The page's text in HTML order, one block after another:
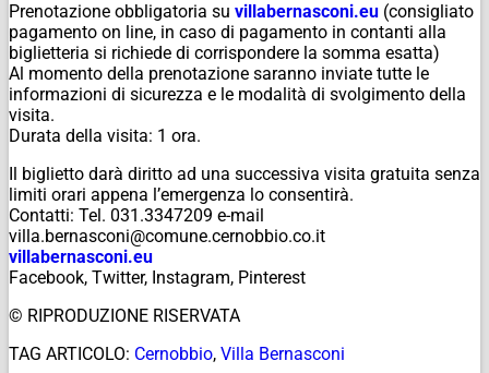
Prenotazione obbligatoria su villabernasconi.eu (consigliato
pagamento on line, in caso di pagamento in contanti alla
biglietteria si richiede di corrispondere la somma esatta)
Al momento della prenotazione saranno inviate tutte le
informazioni di sicurezza e le modalità di svolgimento della
visita.
Durata della visita: 1 ora.
Il biglietto darà diritto ad una successiva visita gratuita senza
limiti orari appena l’emergenza lo consentirà.
Contatti: Tel. 031.3347209 e-mail
villa.bernasconi@comune.cernobbio.co.it
villabernasconi.eu
Facebook, Twitter, Instagram, Pinterest
© RIPRODUZIONE RISERVATA
TAG ARTICOLO: Cernobbio, Villa Bernasconi